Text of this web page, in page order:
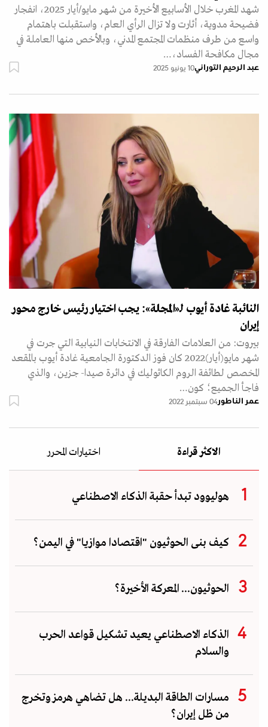
شهد المغرب خلال الأسابيع الأخيرة من شهر مايو/أيار 2025، انفجار
فضيحة مدوية، أثارت ولا تزال الرأي العام، واستقبلت باهتمام
واسع من طرف منظمات المجتمع المدني، وبالأخص منها العاملة في
مجال مكافحة الفساد،…
عبد الرحيم التوراني10 يونيو 2025
النائبة غادة أيوب لـ«المجلة»: يجب اختيار رئيس خارج محور
إيران
بيروت: من العلامات الفارقة في الانتخابات النيابية التي جرت في
شهر مايو(أيار)2022 كان فوز الدكتورة الجامعية غادة أيوب بالمقعد
المخصص لطائفة الروم الكاثوليك في دائرة صيدا- جزين، والذي
فاجأ الجميع؛ كون…
عمر الناطور04 سبتمبر 2022
الاكثر قراءة اختيارات المحرر
هوليوود تبدأ حقبة الذكاء الاصطناعي
كيف بنى الحوثيون "اقتصادا موازيا" في اليمن؟
الحوثيون... المعركة الأخيرة؟
الذكاء الاصطناعي يعيد تشكيل قواعد الحرب
والسلام
مسارات الطاقة البديلة... هل تضاهي هرمز وتخرج
من ظل إيران؟